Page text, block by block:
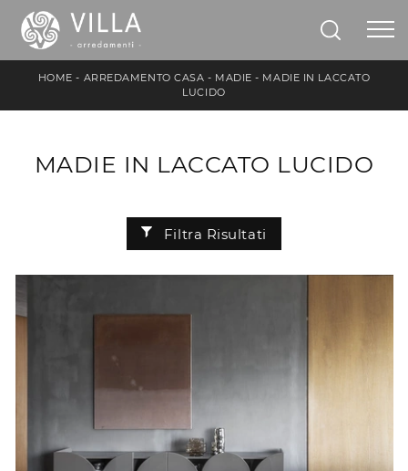
HOME - ARREDAMENTO CASA - MADIE - MADIE IN LACCATO
LUCIDO
MADIE IN LACCATO LUCIDO
Filtra Risultati